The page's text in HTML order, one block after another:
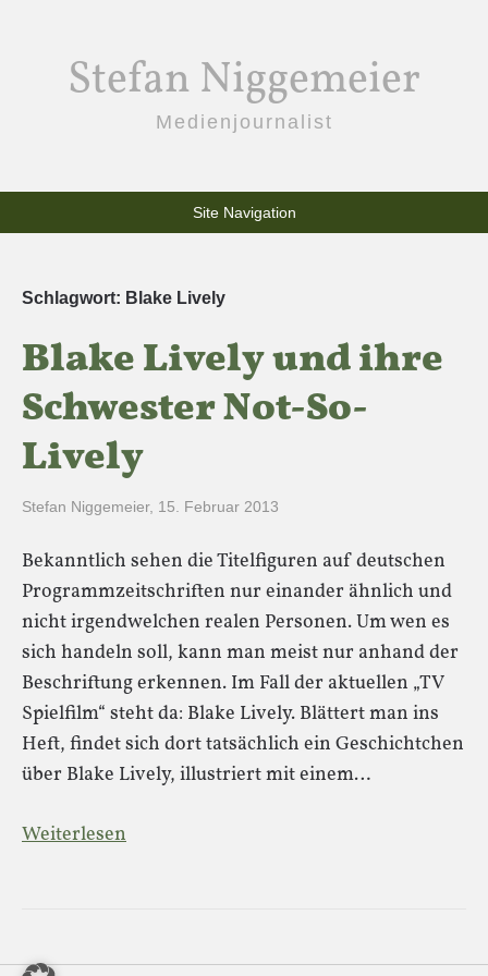
Stefan Niggemeier
Medienjournalist
Site Navigation
Schlagwort: Blake Lively
Blake Lively und ihre
Schwester Not-So-
Lively
Stefan Niggemeier, 15. Februar 2013
Bekanntlich sehen die Titelfiguren auf deutschen
Programmzeitschriften nur einander ähnlich und
nicht irgendwelchen realen Personen. Um wen es
sich handeln soll, kann man meist nur anhand der
Beschriftung erkennen. Im Fall der aktuellen „TV
Spielfilm“ steht da: Blake Lively. Blättert man ins
Heft, findet sich dort tatsächlich ein Geschichtchen
über Blake Lively, illustriert mit einem…
Weiterlesen